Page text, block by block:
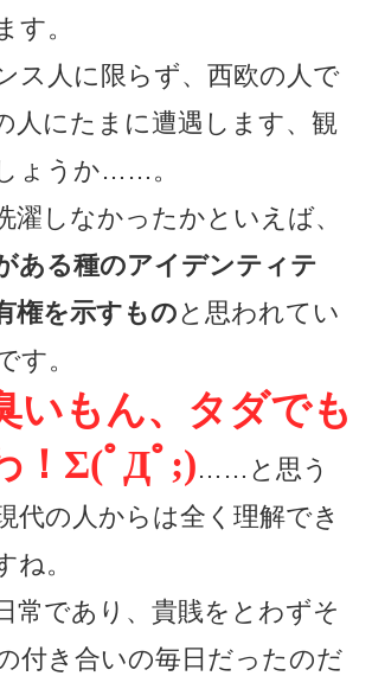
す。
ス人に限らず、西欧の人で
人にたまに遭遇します、観
ょうか……。
濯しなかったかといえば、
ある種のアイデンティテ
権を示すものと思われてい
す。
いもん、タダでも
！Σ(ﾟДﾟ;)……と思う
代の人からは全く理解でき
ね。
常であり、貴賎をとわずそ
付き合いの毎日だったのだ